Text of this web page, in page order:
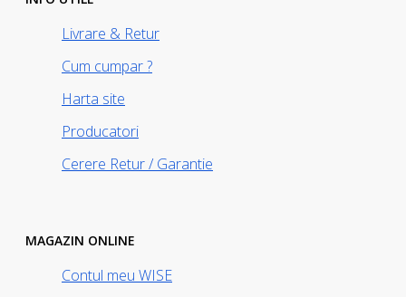
Livrare & Retur
Cum cumpar ?
Harta site
Producatori
Cerere Retur / Garantie
MAGAZIN ONLINE
Contul meu WISE